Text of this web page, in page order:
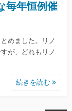
毎年恒例催
めました。リノ
が、どれもリノ
続きを読む